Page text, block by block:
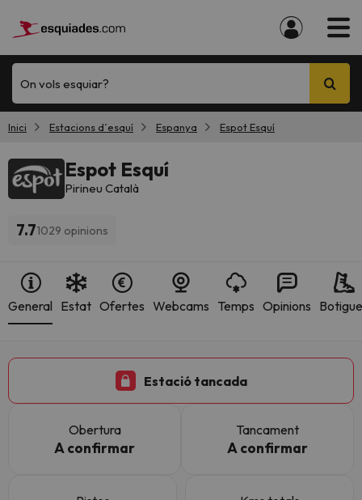
On vols esquiar?
Inici Estacions d´esquí Espanya Espot Esquí
Espot Esquí
Pirineu Català
7.71029 opinions
General Estat Ofertes Webcams Temps Opinions
Estació tancada
Obertura
A confirmar
Tancament
A confirmar